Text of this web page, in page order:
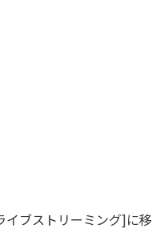
ブストリーミング]に移